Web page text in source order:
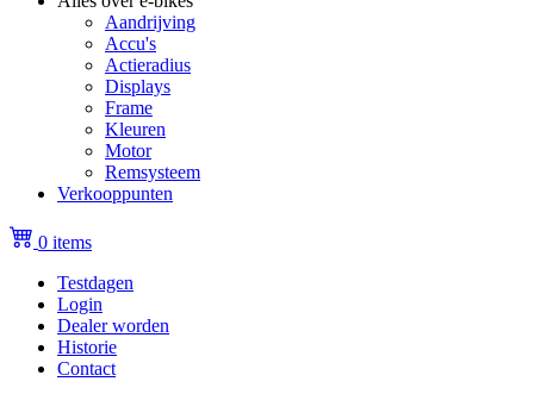
Aandrijving
Accu's
Actieradius
Displays
Frame
Kleuren
Motor
Remsysteem
Verkooppunten
0 items
Topmenu
(niet
ingelogd)
Testdagen
Login
Dealer worden
Historie
Contact